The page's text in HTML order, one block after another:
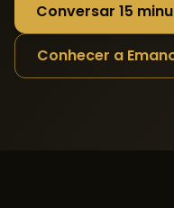
Conversar 15
Conhecer a